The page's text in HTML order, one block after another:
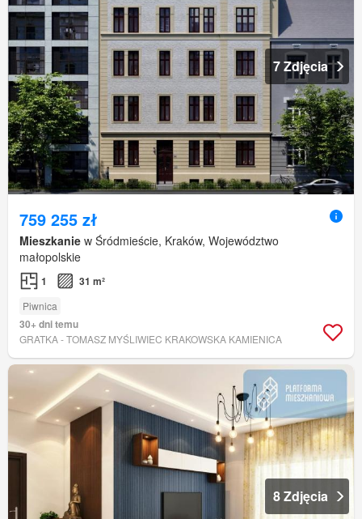
7 Zdjęcia
759 255 zł
Mieszkanie w Śródmieście, Kraków, Województwo
małopolskie
1 31 m²
Piwnica
30+ dni temu
GRATKA - TOMASZ MYŚLIWIEC KRAKOWSKA KAMIENICA
8 Zdjęcia